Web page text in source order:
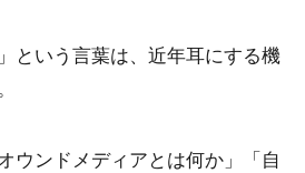
という言葉は、近年耳にする機
ウンドメディアとは何か」「自